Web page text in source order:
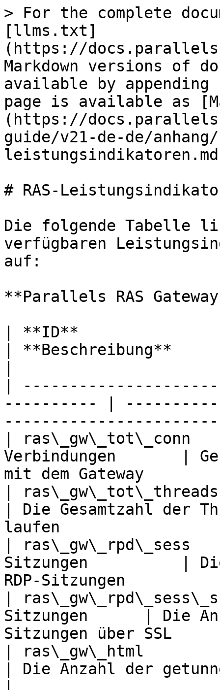
> For the complete
[llms.txt]
(https://
Markdown versions of
available by
page is available as
(https://
guide/v21-de-de/
# RAS-
Die folgende Tabelle
verfügbaren
auf:
**Parallels RAS
| **ID**
| **Beschreibung**
|
---------- |
| ras\_gw\_tot\_conn
Verbindungen       |
mit dem Gateway
|
| Die Gesamtzahl der
laufen
| ras\_gw\_rpd\_sess
Sitzungen          | Die
RDP-Sitzungen
|
Sitzungen      | Die
Sitzungen über
| ras\_gw\_html
| Die Anzahl der